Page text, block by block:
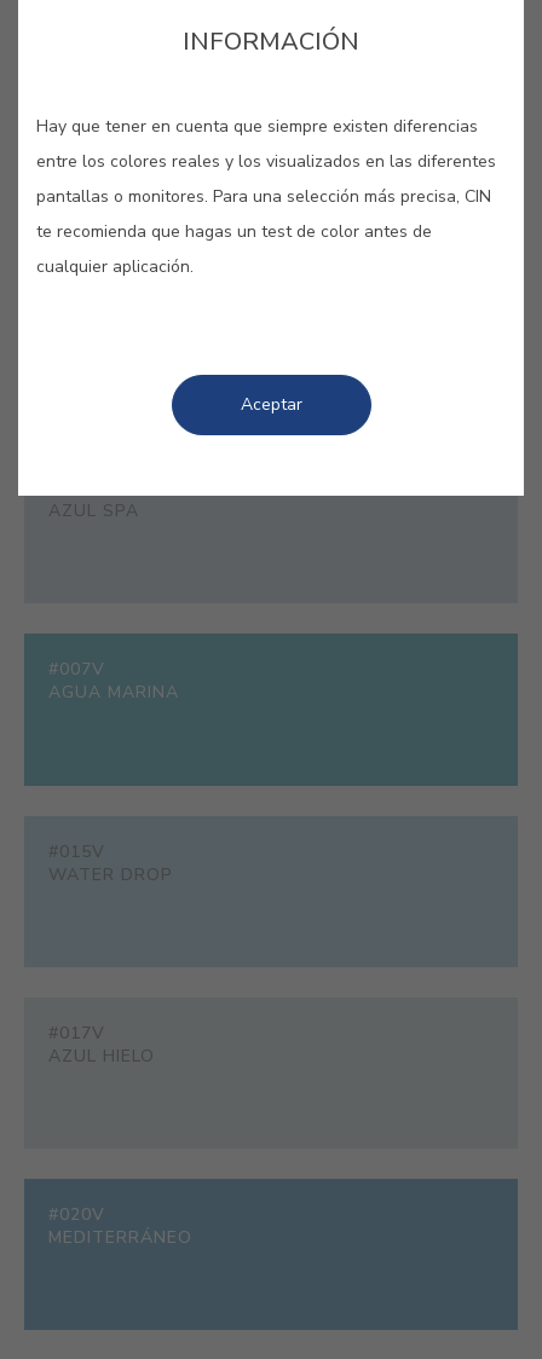
COLORES RELACIONADOS
una atmósfera de evasión y frescura.
AZUL SPA
#007V
AGUA MARINA
#015V
WATER DROP
#017V
AZUL HIELO
#020V
MEDITERRÁNEO
INFORMACIÓN
Hay que tener en cuenta que siempre existen diferencias
entre los colores reales y los visualizados en las diferentes
pantallas o monitores. Para una selección más precisa, CIN
te recomienda que hagas un test de color antes de
cualquier aplicación.
Aceptar